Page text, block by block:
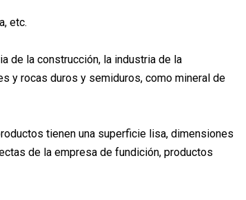
etc.
de la construcción, la industria de la
y rocas duros y semiduros, como mineral de
tienen una superficie lisa, dimensiones
de la empresa de fundición, productos